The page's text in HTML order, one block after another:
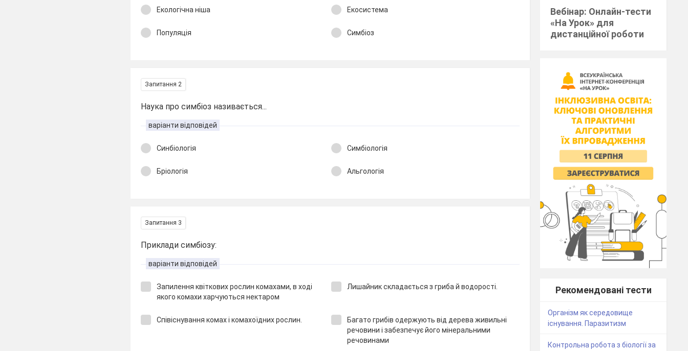
Екологічна ніша Екосистема
Популяція Симбіоз
Запитання 2
Наука про симбіоз називається...
варіанти відповідей
Синбіологія Симбіологія
Бріологія Альгологія
Запитання 3
Приклади симбіозу:
варіанти відповідей
Запилення квіткових рослин комахами, в ході
якого комахи харчуються нектаром
Лишайник складається з гриба й водорості.
Співіснування комах і комахоїдних рослин.
Багато грибів одержують від дерева живильні
речовини і забезпечує його мінеральними
речовинами
Вебінар: Онлайн-тести
«На Урок» для
дистанційної роботи
Рекомендовані тести
Організм як середовище
існування. Паразитизм
Контрольна робота з біології за